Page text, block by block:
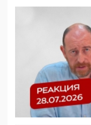
деятельность
цифроглобалисты
повестку в
09:43, 01 Июня 2026
5G за счет
отобрать у
защищать жилые
05:58, 26 Мая 2026
Роскомнадзор
деструктивным и